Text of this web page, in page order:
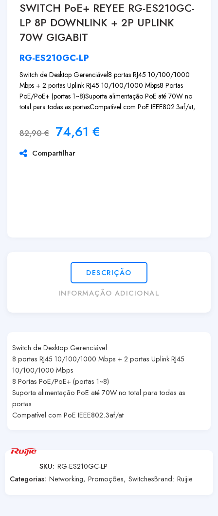
SWITCH PoE+ REYEE RG-ES210GC-
LP 8P DOWNLINK + 2P UPLINK
70W GIGABIT
RG-ES210GC-LP
Switch de Desktop Gerenciável8 portas RJ45 10/100/1000
Mbps + 2 portas Uplink RJ45 10/100/1000 Mbps8 Portas
PoE/PoE+ (portas 1~8)Suporta alimentação PoE até 70W no
total para todas as portasCompatível com PoE IEEE802.3af/at,
82,90€ 74,61 €
Compartilhar
DESCRIÇÃO
INFORMAÇÃO ADICIONAL
Switch de Desktop Gerenciável
8 portas RJ45 10/100/1000 Mbps + 2 portas Uplink RJ45
10/100/1000 Mbps
8 Portas PoE/PoE+ (portas 1~8)
Suporta alimentação PoE até 70W no total para todas as
portas
Compatível com PoE IEEE802.3af/at
SKU: RG-ES210GC-LP
Categorias: Networking, Promoções, SwitchesBrand: Ruijie